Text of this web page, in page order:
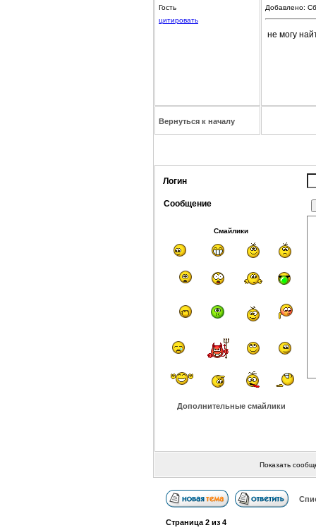
Гость
цитировать
Добавлено:
не могу
Вернуться к началу
Логин
Сообщение
Смайлики
Дополнительные смайлики
Показать
Страница 2из 4